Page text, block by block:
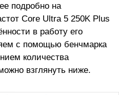
подробно на
Core Ultra 5 250K Plus
в работу его
с помощью бенчмарка
количества
взглянуть ниже.